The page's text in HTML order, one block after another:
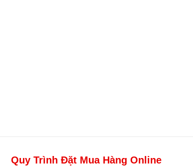
Quy Trình Đặt Mua Hàng Online